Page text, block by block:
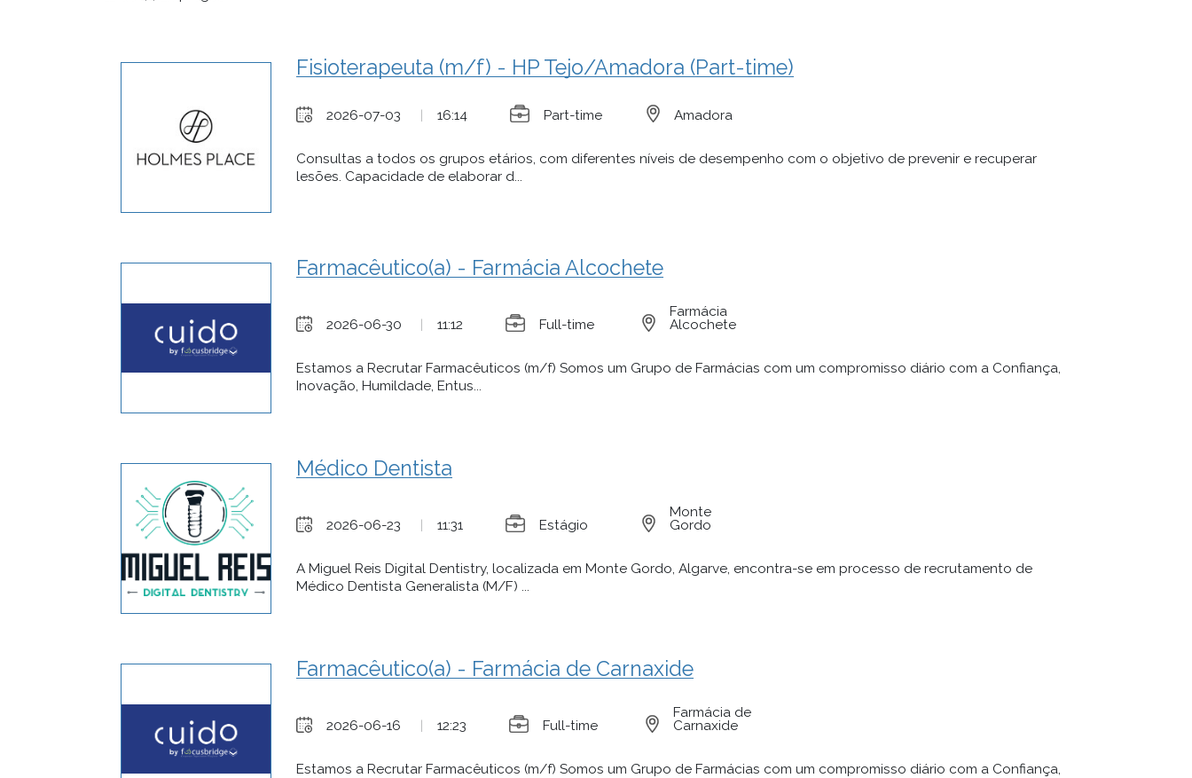
Fisioterapeuta (m/f) - HP Tejo/Amadora (Part-time)
2026-07-03 | 16:14 Part-time Amadora
Consultas a todos os grupos etários, com diferentes níveis de desempenho com o objetivo de prevenir e recuperar
lesões. Capacidade de elaborar d...
Farmacêutico(a) - Farmácia Alcochete
2026-06-30 | 11:12 Full-time
Farmácia
Alcochete
Estamos a Recrutar Farmacêuticos (m/f) Somos um Grupo de Farmácias com um compromisso diário com a Confiança,
Inovação, Humildade, Entus...
Médico Dentista
2026-06-23 | 11:31 Estágio
Monte
Gordo
A Miguel Reis Digital Dentistry, localizada em Monte Gordo, Algarve, encontra-se em processo de recrutamento de
Médico Dentista Generalista (M/F) ...
Farmacêutico(a) - Farmácia de Carnaxide
2026-06-16 | 12:23 Full-time
Farmácia de
Carnaxide
Estamos a Recrutar Farmacêuticos (m/f) Somos um Grupo de Farmácias com um compromisso diário com a Confiança,